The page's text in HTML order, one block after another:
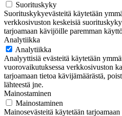
Suorituskyky
Suorituskykyevästeitä käytetään
verkkosivuston keskeisiä
tarjoamaan kävijöille paremman
Analytiikka
Analytiikka
Analyyttisiä evästeitä käytetään
vuorovaikutuksessa verkkosivuston
tarjoamaan tietoa kävijämäärästä,
lähteestä jne.
Mainostaminen
Mainostaminen
Mainosevästeitä käytetään